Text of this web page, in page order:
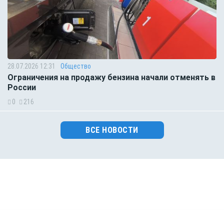
28.07.2026 12:31 Общество
Ограничения на продажу бензина начали отменять в
России
0 216
ВСЕ НОВОСТИ